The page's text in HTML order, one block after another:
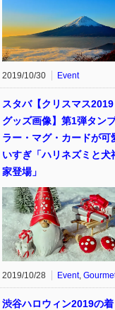
2019/10/30 Event
スタバ【クリスマス2019
グッズ画像】第1弾タン
ラー・マグ・カードが可
いすぎ「ハリネズミと犬
家登場」
2019/10/28 Event,
渋谷ハロウィン2019の着